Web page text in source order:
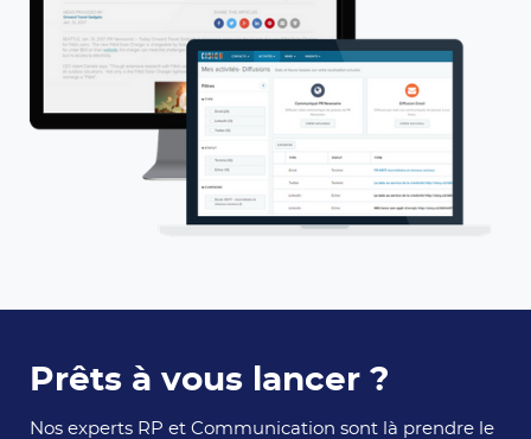
Prêts à vous lancer ?
Nos experts RP et Communication sont là prendre le